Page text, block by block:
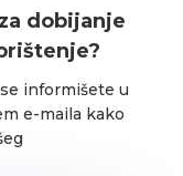
dobijanje
informišete u
e-maila kako